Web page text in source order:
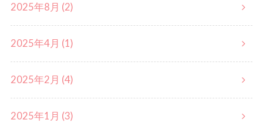
2025年8月 (2)
2025年4月 (1)
2025年2月 (4)
2025年1月 (3)